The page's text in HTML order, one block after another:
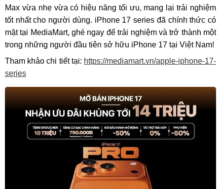
Max vừa nhẹ vừa có hiệu năng tối ưu, mang lại trải nghiệm
tốt nhất cho người dùng. iPhone 17 series đã chính thức có
mặt tại MediaMart, ghé ngay để trải nghiệm và trở thành một
trong những người đầu tiên sở hữu iPhone 17 tại Việt Nam!
Tham khảo chi tiết tại: https://mediamart.vn/apple-iphone-17-
series